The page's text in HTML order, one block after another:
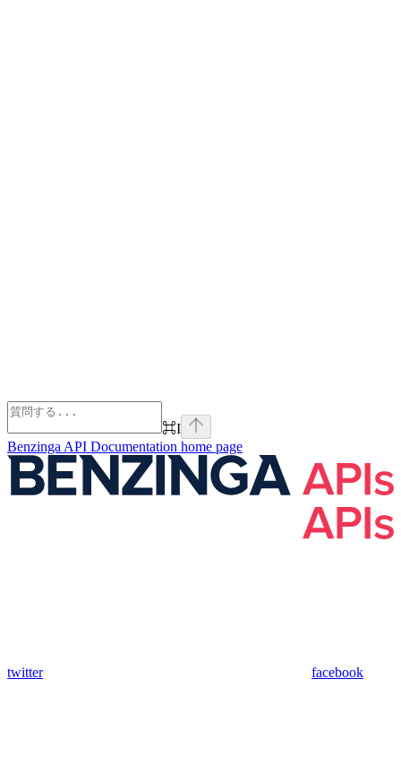
⌘I
Benzinga API Documentation home page
twitter facebook